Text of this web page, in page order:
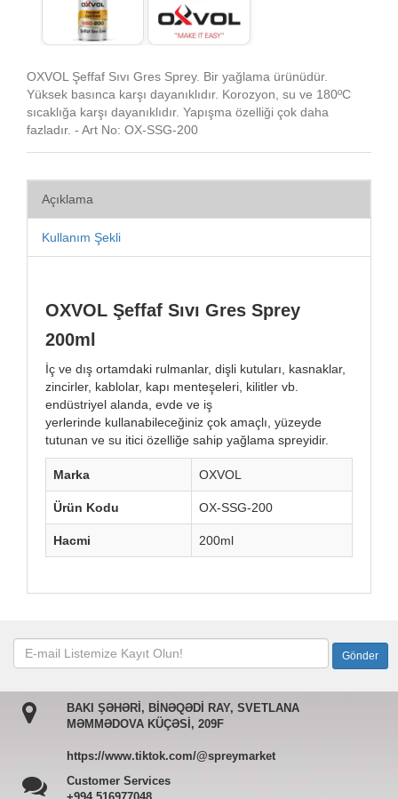
OXVOL Şeffaf Sıvı Gres Sprey. Bir yağlama ürünüdür.
Yüksek basınca karşı dayanıklıdır. Korozyon, su ve 180ºC
sıcaklığa karşı dayanıklıdır. Yapışma özelliği çok daha
fazladır. - Art No: OX-SSG-200
Açıklama
Kullanım Şekli
OXVOL Şeffaf Sıvı Gres Sprey
200ml
İç ve dış ortamdaki rulmanlar, dişli kutuları, kasnaklar,
zincirler, kablolar, kapı menteşeleri, kilitler vb.
endüstriyel alanda, evde ve iş
yerlerinde kullanabileceğiniz çok amaçlı, yüzeyde
tutunan ve su itici özelliğe sahip yağlama spreyidir.
Marka OXVOL
Ürün Kodu OX-SSG-200
Hacmi 200ml
BAKI ŞƏHƏRİ, BİNƏQƏDİ RAY, SVETLANA
MƏMMƏDOVA KÜÇƏSİ, 209F
https://www.tiktok.com/@spreymarket
Customer Services